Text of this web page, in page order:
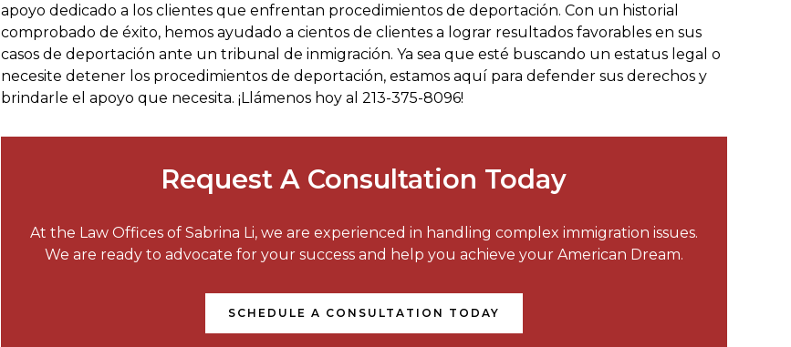
apoyo dedicado a los clientes que enfrentan procedimientos de deportación. Con un historial
comprobado de éxito, hemos ayudado a cientos de clientes a lograr resultados favorables en sus
casos de deportación ante un tribunal de inmigración. Ya sea que esté buscando un estatus legal o
necesite detener los procedimientos de deportación, estamos aquí para defender sus derechos y
brindarle el apoyo que necesita. ¡Llámenos hoy al 213-375-8096!
Request A Consultation Today
At the Law Offices of Sabrina Li, we are experienced in handling complex immigration issues.
We are ready to advocate for your success and help you achieve your American Dream.
SCHEDULE A CONSULTATION TODAY